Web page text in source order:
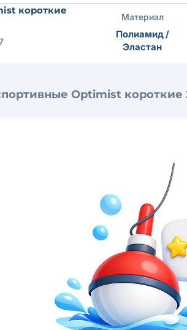
короткие
Материал
Полиамид /
Эластан
Optimist короткие